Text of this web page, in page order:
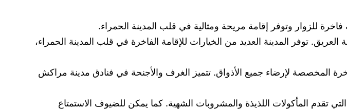
للزوار وتوفر إقامة مريحة ومثالية في قلب المدينة الحمراء.
توفر المدينة العديد من الخيارات للإقامة الفاخرة في قلب المدينة الحمراء،
المخصصة لإرضاء جميع الأذواق. تتميز الغرف والأجنحة في فنادق مدينة مراكش
تقدم المأكولات اللذيذة والمشروبات الشهية. كما يمكن للضيوف الاستمتاع